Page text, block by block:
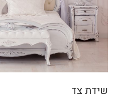
שידת צד